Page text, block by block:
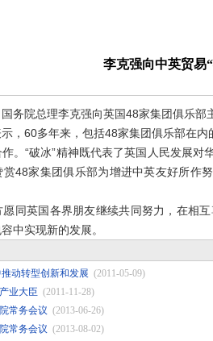
李克强向中英贸易
院总理李克强向英国48家集团俱乐部
60多年来，包括48家集团俱乐部在内
。“破冰”精神既代表了英国人民发展
赏48家集团俱乐部为增进中英友好所作
英国各界朋友继续共同努力，在相互
中实现新的发展。
动转型创新和发展 (2011-05-09)
业大臣 (2011-11-28)
常务会议 (2013-06-26)
常务会议 (2013-08-02)